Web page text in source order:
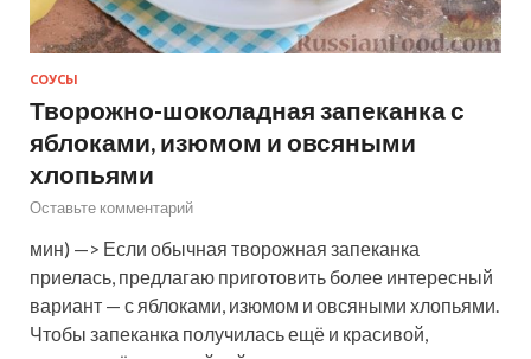
СОУСЫ
Творожно-шоколадная запеканка с
яблоками, изюмом и овсяными
хлопьями
Оставьте комментарий
мин) —> Если обычная творожная запеканка
приелась, предлагаю приготовить более интересный
вариант — с яблоками, изюмом и овсяными хлопьями.
Чтобы запеканка получилась ещё и красивой,